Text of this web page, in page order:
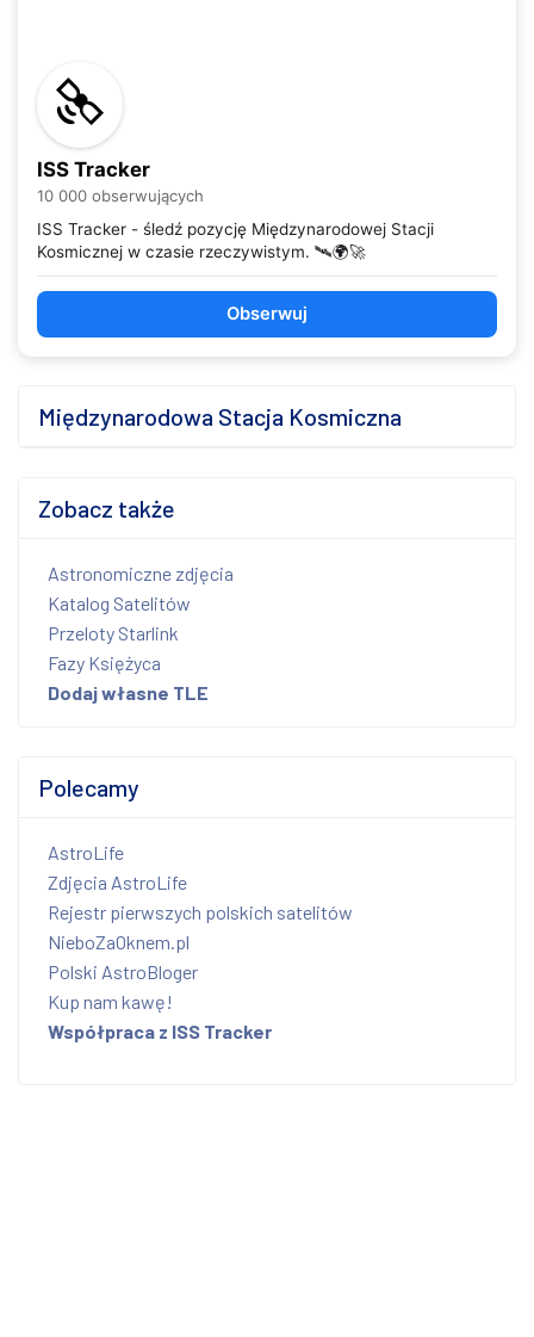
ISS Tracker
10 000 obserwujących
ISS Tracker - śledź pozycję Międzynarodowej Stacji
Kosmicznej w czasie rzeczywistym. 🛰️🌍🚀
Obserwuj
Międzynarodowa Stacja Kosmiczna
Zobacz także
Astronomiczne zdjęcia
Katalog Satelitów
Przeloty Starlink
Fazy Księżyca
Dodaj własne TLE
Polecamy
AstroLife
Zdjęcia AstroLife
Rejestr pierwszych polskich satelitów
NieboZaOknem.pl
Polski AstroBloger
Kup nam kawę!
Współpraca z ISS Tracker